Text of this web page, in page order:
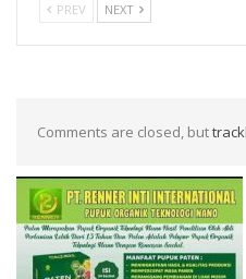
PREV NEXT
Comments are closed, but